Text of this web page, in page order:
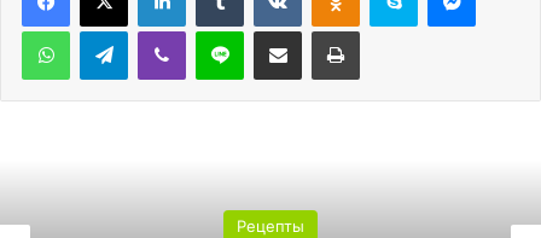
WhatsAppTelegramViber Line Поделиться через электронную почту Печатать
Рецепты